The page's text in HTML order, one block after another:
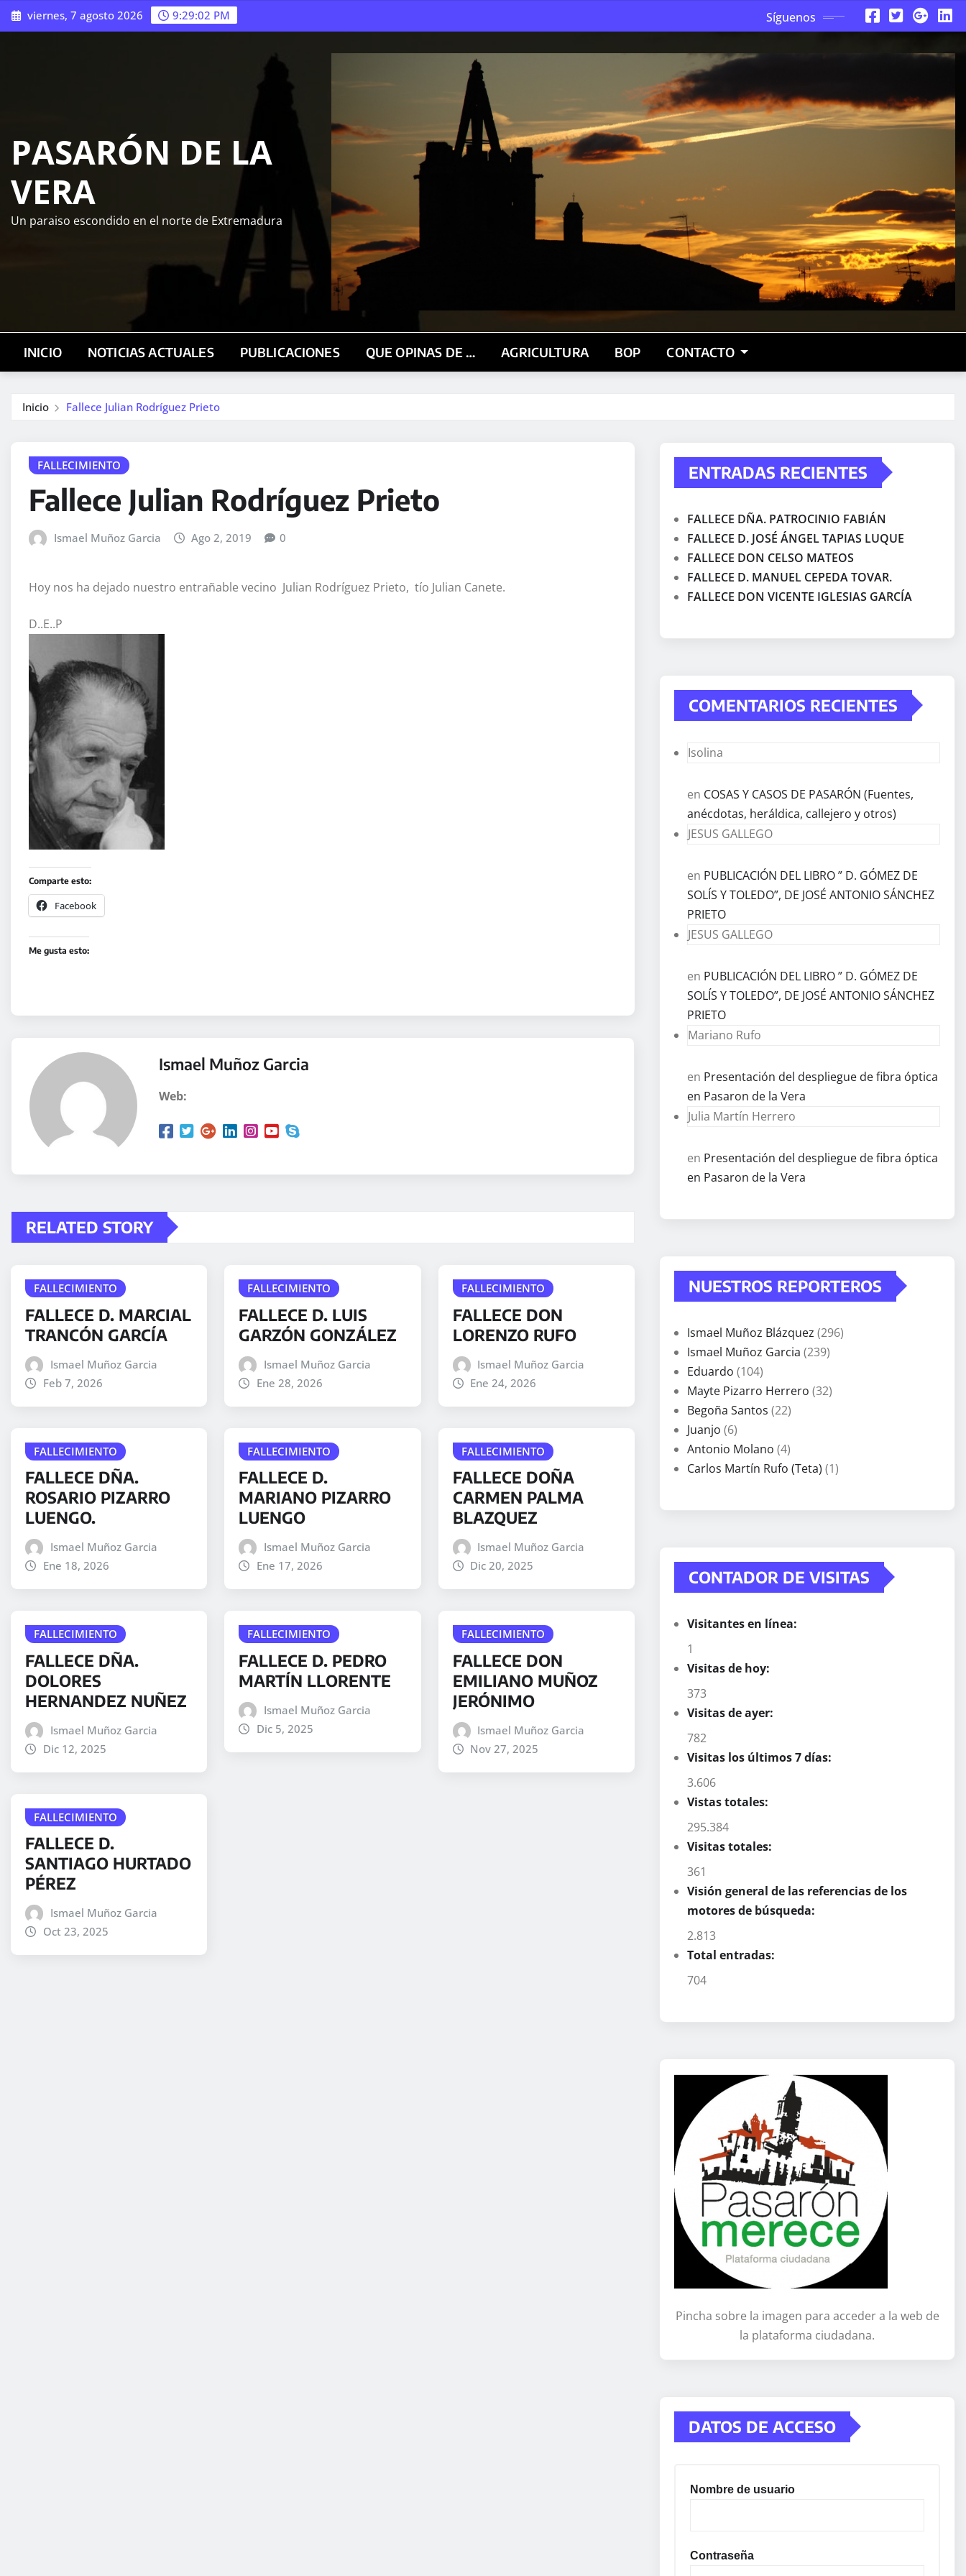
Saltar
al
viernes, 7 agosto 2026 9:29:03 PM Síguenos
PASARÓN DE LA
VERA
Un paraiso escondido en el norte de Extremadura
INICIO NOTICIAS ACTUALES PUBLICACIONES QUE OPINAS DE … AGRICULTURA BOP CONTACTO
Inicio Fallece Julian Rodríguez Prieto
FALLECIMIENTO
Fallece Julian Rodríguez Prieto
Ismael Muñoz Garcia Ago 2, 2019 0
Hoy nos ha dejado nuestro entrañable vecino Julian Rodríguez Prieto, tío Julian Canete.
D..E..P
Comparte esto:
Facebook
Me gusta esto:
Ismael Muñoz Garcia
Web:
RELATED STORY
FALLECIMIENTO
FALLECE D. MARCIAL
TRANCÓN GARCÍA
Ismael Muñoz Garcia
Feb 7, 2026
FALLECIMIENTO
FALLECE D. LUIS
GARZÓN GONZÁLEZ
Ismael Muñoz Garcia
Ene 28, 2026
FALLECIMIENTO
FALLECE DON
LORENZO RUFO
Ismael Muñoz Garcia
Ene 24, 2026
FALLECIMIENTO
FALLECE DÑA.
ROSARIO PIZARRO
LUENGO.
Ismael Muñoz Garcia
Ene 18, 2026
FALLECIMIENTO
FALLECE D.
MARIANO PIZARRO
LUENGO
Ismael Muñoz Garcia
Ene 17, 2026
FALLECIMIENTO
FALLECE DOÑA
CARMEN PALMA
BLAZQUEZ
Ismael Muñoz Garcia
Dic 20, 2025
FALLECIMIENTO
FALLECE DÑA.
DOLORES
HERNANDEZ NUÑEZ
Ismael Muñoz Garcia
Dic 12, 2025
FALLECIMIENTO
FALLECE D. PEDRO
MARTÍN LLORENTE
Ismael Muñoz Garcia
Dic 5, 2025
FALLECIMIENTO
FALLECE DON
EMILIANO MUÑOZ
JERÓNIMO
Ismael Muñoz Garcia
Nov 27, 2025
FALLECIMIENTO
FALLECE D.
SANTIAGO HURTADO
PÉREZ
Ismael Muñoz Garcia
Oct 23, 2025
ENTRADAS RECIENTES
FALLECE DÑA. PATROCINIO FABIÁN
FALLECE D. JOSÉ ÁNGEL TAPIAS LUQUE
FALLECE DON CELSO MATEOS
FALLECE D. MANUEL CEPEDA TOVAR.
FALLECE DON VICENTE IGLESIAS GARCÍA
COMENTARIOS RECIENTES
Isolina
en COSAS Y CASOS DE PASARÓN (Fuentes,
anécdotas, heráldica, callejero y otros)
JESUS GALLEGO
en PUBLICACIÓN DEL LIBRO ” D. GÓMEZ DE
SOLÍS Y TOLEDO”, DE JOSÉ ANTONIO SÁNCHEZ
PRIETO
JESUS GALLEGO
en PUBLICACIÓN DEL LIBRO ” D. GÓMEZ DE
SOLÍS Y TOLEDO”, DE JOSÉ ANTONIO SÁNCHEZ
PRIETO
Mariano Rufo
en Presentación del despliegue de fibra óptica
en Pasaron de la Vera
Julia Martín Herrero
en Presentación del despliegue de fibra óptica
en Pasaron de la Vera
NUESTROS REPORTEROS
Ismael Muñoz Blázquez (296)
Ismael Muñoz Garcia (239)
Eduardo (104)
Mayte Pizarro Herrero (32)
Begoña Santos (22)
Juanjo (6)
Antonio Molano (4)
Carlos Martín Rufo (Teta) (1)
CONTADOR DE VISITAS
Visitantes en línea:
1
Visitas de hoy:
373
Visitas de ayer:
782
Visitas los últimos 7 días:
3.606
Vistas totales:
295.384
Visitas totales:
361
Visión general de las referencias de los
motores de búsqueda:
2.813
Total entradas:
704
Pincha sobre la imagen para acceder a la web de
la plataforma ciudadana.
DATOS DE ACCESO
Nombre de usuario
Contraseña